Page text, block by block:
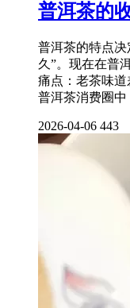
普洱茶的
普洱茶的特点
久”。现在在普
痛点：老茶味
普洱茶消费圈中
2026-04-06 443